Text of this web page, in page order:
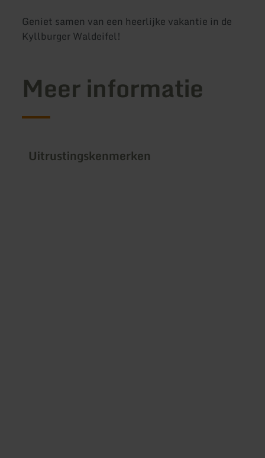
Geniet samen van een heerlijke vakantie in de
Kyllburger Waldeifel!
Meer informatie
Uitrustingskenmerken